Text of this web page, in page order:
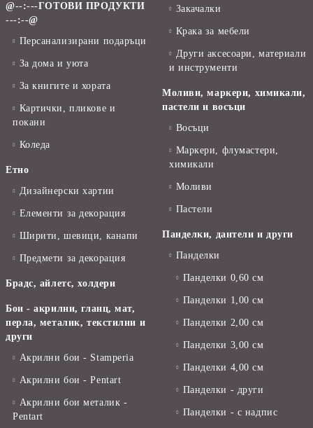
@--:---ГОТОВИ ПРОДУКТИ
---:--@
Персанализирани подаръци
За дома и уюта
За книгите и хората
Картички, пликове и
покани
Коледа
Етно
Дизайнерски хартии
Елементи за декорация
Ширити, шевици, канапи
Предмети за декорация
Брадс, айлетс, холдери
Бои - акрилни, гланц, мат,
перла, металик, текстилни и
други
Акрилни бои - Stamperia
Акрилни бои - Pentart
Акрилни бои металик -
Pentart
Закачалки
Крака за мебели
Други аксесоари, материали
и инструменти
Моливи, маркери, химикали,
пастели и восъци
Восъци
Маркери, флумастери,
химикали
Моливи
Пастели
Панделки, дантели и други
Панделки
Панделки 0,60 см
Панделки 1,00 см
Панделки 2,00 см
Панделки 3,00 см
Панделки 4,00 см
Панделки - други
Панделки - с надпис